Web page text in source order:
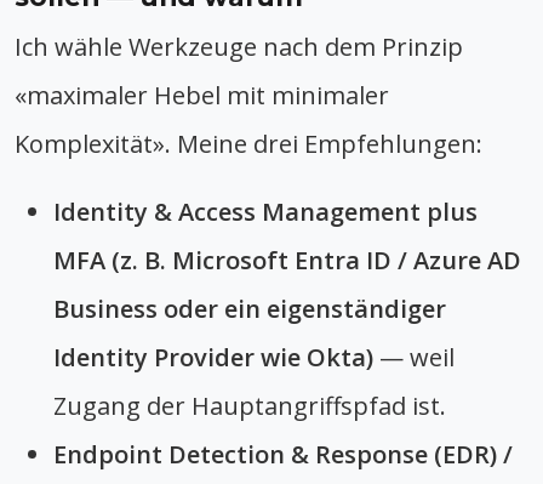
Ich wähle Werkzeuge nach dem Prinzip
«maximaler Hebel mit minimaler
Komplexität». Meine drei Empfehlungen:
Identity & Access Management plus
MFA (z. B. Microsoft Entra ID / Azure AD
Business oder ein eigenständiger
Identity Provider wie Okta) — weil
Zugang der Hauptangriffspfad ist.
Endpoint Detection & Response (EDR) /